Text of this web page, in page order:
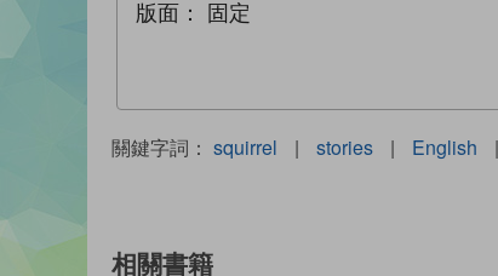
版面： 固定
關鍵字詞： squirrel | stories | English |
相關書籍